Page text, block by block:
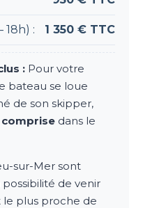
18h) : 1 350 € TTC
: Pour votre
bateau se loue
de son skipper,
comprise dans le
sur-Mer sont
possibilité de venir
plus proche de